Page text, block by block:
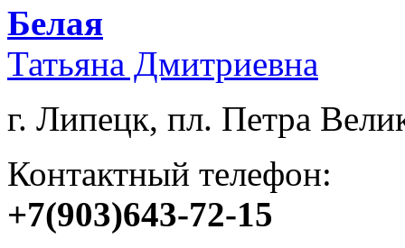
Белая
Татьяна Дмитриевна
г. Липецк, пл. Петра
Контактный телефон:
+7(903)643-72-15